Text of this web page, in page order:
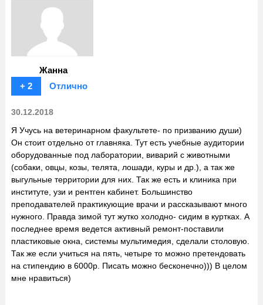
Жанна
+ 2
Отлично
30.12.2018
Я Учусь на ветеринарном факультете- по призванию души)
Он стоит отдельно от главняка. Тут есть учебные аудитории
оборудованные под лаборатории, виварий с животными
(собаки, овцы, козы, телята, лошади, куры и др.), а так же
выгульные территории для них. Так же есть и клиника при
институте, узи и рентген кабинет. Большинство
преподавателей практикующие врачи и рассказывают много
нужного. Правда зимой тут жутко холодно- сидим в куртках. А
последнее время ведется активный ремонт-поставили
пластиковые окна, системы мультимедия, сделали столовую.
Так же если учиться на пять, четыре то можно претендовать
на стипендию в 6000р. Писать можно бесконечно))) В целом
мне нравиться)